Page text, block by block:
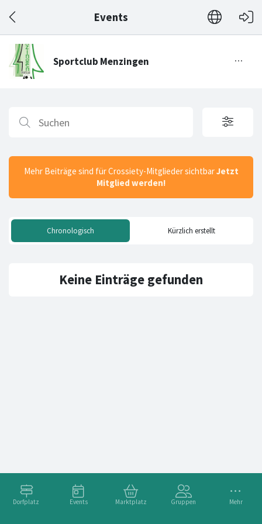
Events
Dorfplatz Events Marktplatz Gruppen Mehr
Mehr Beiträge sind für Crossiety-Mitglieder sichtbarJetzt
Mitglied werden!
Chronologisch Kürzlich erstellt
Keine Einträge gefunden